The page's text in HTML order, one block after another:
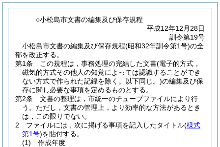
○小松島市文書の編集及び保存規程
平成12年12月28日
訓令第19号
小松島市文書の編集及び保存規程(昭和32年訓令第1号)の全
部を改正する。
第1条
この規程は，事務処理の完結した文書(電子的方式，
磁気的方式その他人の知覚によっては認識することができ
ない方式で作られた記録を除く。以下同じ。)の編集及び保
存に関し必要な事項を定めるものとする。
第2条
文書の整理は，市統一のチューブファイルにより行
う。 ただし，文書の管理上，より効率的な方法があるとき
は，この限りでない。
2
ファイルには，次に掲げる事項を記入したタイトル(様式
第1号)を貼付する。
(1)
作成年度